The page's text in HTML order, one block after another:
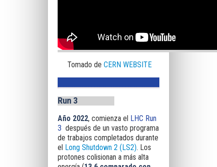
Tomado de CERN WEBSITE
Run 3
Año 2022, comienza el LHC Run
3 después de un vasto programa
de trabajos completados durante
el Long Shutdown 2 (LS2). Los
protones colisionan a más alta